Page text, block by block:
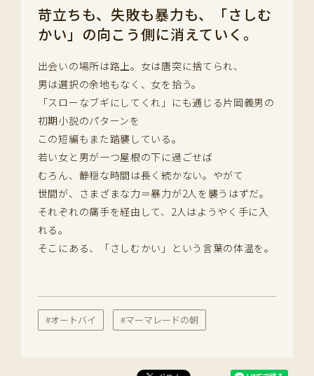
苛立ちも、失敗も暴力も、「さしむ
かい」の向こう側に消えていく。
出会いの場所は路上。女は唐突に捨てられ、
男は選択の余地もなく、女を拾う。
「スローなブギにしてくれ」にも通じる片岡義男の
初期小説のパターンを
この短編もまた踏襲している。
若い女と男が一つ屋根の下に過ごせば
むろん、静穏な時間は長く続かない。やがて
世間が、さまざまな力＝暴力が2人を襲うはずだ。
それぞれの痛手を経由して、2人はようやく手に入
れる。
そこにある、「さしむかい」という言葉の体温を。
#オートバイ #マーマレードの朝